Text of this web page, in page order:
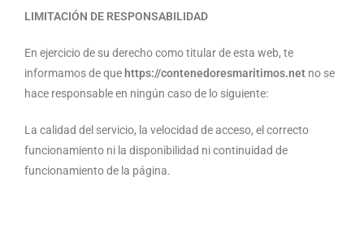
LIMITACIÓN DE RESPONSABILIDAD
En ejercicio de su derecho como titular de esta web, te
informamos de que https://contenedoresmaritimos.net no se
hace responsable en ningún caso de lo siguiente:
La calidad del servicio, la velocidad de acceso, el correcto
funcionamiento ni la disponibilidad ni continuidad de
funcionamiento de la página.